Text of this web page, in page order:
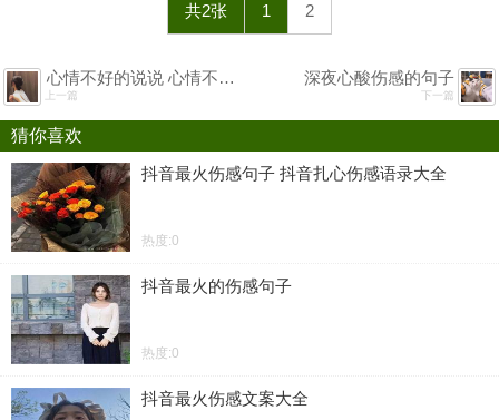
共2张 1 2
心情不好的说说 心情不好发朋友圈的句子
上一篇
深夜心酸伤感的句子
下一篇
猜你喜欢
抖音最火伤感句子 抖音扎心伤感语录大全
热度:0
抖音最火的伤感句子
热度:0
抖音最火伤感文案大全